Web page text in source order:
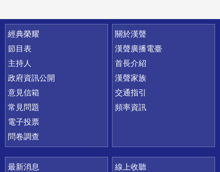
快速連結
經典榮耀
節目表
主持人
政府資訊公開
意見信箱
常見問題
電子投票
問卷調查
關於漢聲
漢聲廣播電臺
首長介紹
漢聲家族
交通指引
頻率資訊
最新消息
線上收聽